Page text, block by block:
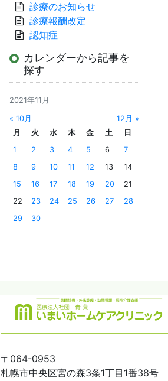
診療のお知らせ
診療報酬改定
認知症
カレンダーから記事を
探す
2021年11月
« 10月
12月 »
月
火 水 木 金 土
日
1
2 3 4 5 6
7
8
9 10 11 12 13
14
15
16 17 18 19 20
21
22
23 24 25 26 27
28
29
30
〒064-0953
札幌市中央区宮の森3条1丁目1番38号